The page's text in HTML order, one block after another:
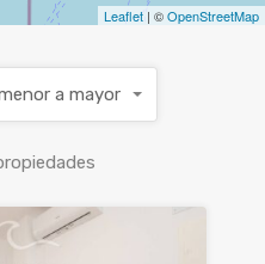
Leaflet | ©OpenStreetMap
a mayor